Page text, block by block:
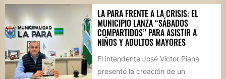
LA PARA FRENTE A LA CRISIS: EL
MUNICIPIO LANZA “SÁBADOS
COMPARTIDOS” PARA ASISTIR A
NIÑOS Y ADULTOS MAYORES
El intendente José Víctor Piana
presentó la creación de un